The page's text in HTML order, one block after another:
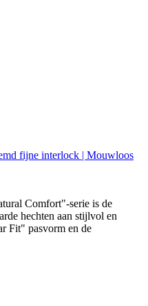
fijne interlock | Mouwloos
Comfort"-serie is de
hechten aan stijlvol en
Fit" pasvorm en de